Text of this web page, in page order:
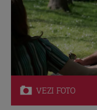
VEZI FOTO